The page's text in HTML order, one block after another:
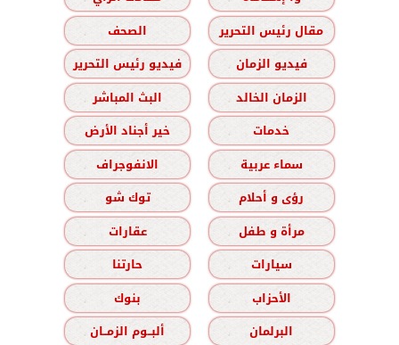
مقال رئيس التحرير
الصحف
فيديو الزمان
فيديو رئيس التحرير
الزمان الخالد
البث المباشر
خدمات
خير أجناد الأرض
سماء عربية
الانفوجراف
رؤى و أحلام
توك شو
مرأة و طفل
عقارات
سيارات
حارتنا
الأحزاب
بنوك
البرلمان
ألبــوم الزمــان